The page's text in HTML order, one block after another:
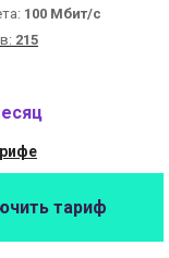
100 Мбит/с
215
тариф